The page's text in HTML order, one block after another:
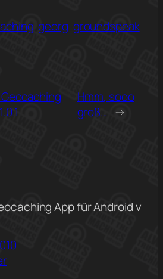
georg groundspeak
Hmm, sooo
groß… →
App für Android v